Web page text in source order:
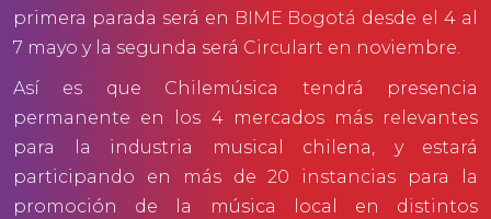
primera parada será en BIME Bogotá desde el 4 al
7 mayo y la segunda será Circulart en noviembre.
Así es que Chilemúsica tendrá presencia
permanente en los 4 mercados más relevantes
para la industria musical chilena, y estará
participando en más de 20 instancias para la
promoción de la música local en distintos